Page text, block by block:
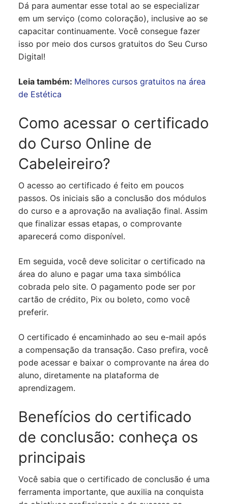
Dá para aumentar esse total ao se especializar
em um serviço (como coloração), inclusive ao se
capacitar continuamente. Você consegue fazer
isso por meio dos cursos gratuitos do Seu Curso
Digital!
Leia também: Melhores cursos gratuitos na área
de Estética
Como acessar o certificado
do Curso Online de
Cabeleireiro?
O acesso ao certificado é feito em poucos
passos. Os iniciais são a conclusão dos módulos
do curso e a aprovação na avaliação final. Assim
que finalizar essas etapas, o comprovante
aparecerá como disponível.
Em seguida, você deve solicitar o certificado na
área do aluno e pagar uma taxa simbólica
cobrada pelo site. O pagamento pode ser por
cartão de crédito, Pix ou boleto, como você
preferir.
O certificado é encaminhado ao seu e-mail após
a compensação da transação. Caso prefira, você
pode acessar e baixar o comprovante na área do
aluno, diretamente na plataforma de
aprendizagem.
Benefícios do certificado
de conclusão: conheça os
principais
Você sabia que o certificado de conclusão é uma
ferramenta importante, que auxilia na conquista